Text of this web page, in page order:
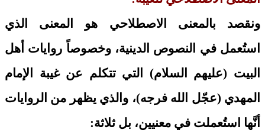
ونقصد بالمعنى الاصطلاحي هو المعنى الذي
استُعمل في النصوص الدينية، وخصوصاً روايات أهل
البيت (عليهم السلام) التي تتكلم عن غيبة الإمام
المهدي (عجّل الله فرجه)، والذي يظهر من الروايات
أنَّها استُعملت في معنيين، بل ثلاثة: